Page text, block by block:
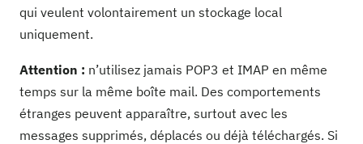
qui veulent volontairement un stockage local
uniquement.
Attention : n’utilisez jamais POP3 et IMAP en même
temps sur la même boîte mail. Des comportements
étranges peuvent apparaître, surtout avec les
messages supprimés, déplacés ou déjà téléchargés. Si